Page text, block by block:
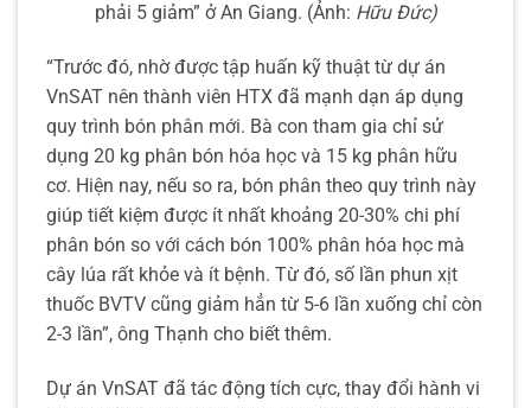
phải 5 giảm” ở An Giang. (Ảnh: Hữu Đức)
“Trước đó, nhờ được tập huấn kỹ thuật từ dự án
VnSAT nên thành viên HTX đã mạnh dạn áp dụng
quy trình bón phân mới. Bà con tham gia chỉ sử
dụng 20 kg phân bón hóa học và 15 kg phân hữu
cơ. Hiện nay, nếu so ra, bón phân theo quy trình này
giúp tiết kiệm được ít nhất khoảng 20-30% chi phí
phân bón so với cách bón 100% phân hóa học mà
cây lúa rất khỏe và ít bệnh. Từ đó, số lần phun xịt
thuốc BVTV cũng giảm hẳn từ 5-6 lần xuống chỉ còn
2-3 lần”, ông Thạnh cho biết thêm.
Dự án VnSAT đã tác động tích cực, thay đổi hành vi